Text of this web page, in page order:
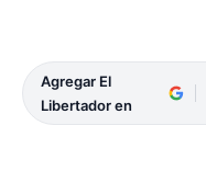
Agregar El
Libertador en